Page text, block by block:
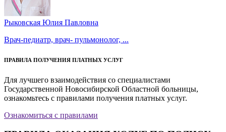
Рыковская Юлия Павловна
Врач-педиатр, врач- пульмонолог, ...
ПРАВИЛА ПОЛУЧЕНИЯ ПЛАТНЫХ УСЛУГ
Для лучшего взаимодействия со специалистами
Государственной Новосибирской Областной больницы,
ознакомьтесь с правилами получения платных услуг.
Ознакомиться с правилами